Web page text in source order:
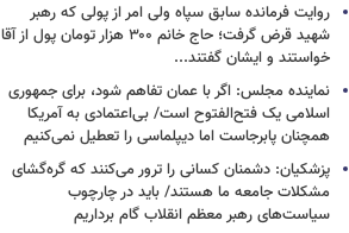
روایت فرمانده سابق سپاه ولی امر از پولی که رهبر
شهید قرض گرفت؛ حاج خانم ۳۰۰ هزار تومان پول از آقا
خواستند و ایشان گفتند...
نماینده مجلس: اگر با عمان تفاهم شود، برای جمهوری
اسلامی یک فتح‌الفتوح است/ بی‌اعتمادی به آمریکا
همچنان پابرجاست اما دیپلماسی را تعطیل نمی‌کنیم
پزشکیان: دشمنان کسانی را ترور می‌کنند که گره‌گشای
مشکلات جامعه ما هستند/ باید در چارچوب
سیاست‌های رهبر معظم انقلاب گام برداریم